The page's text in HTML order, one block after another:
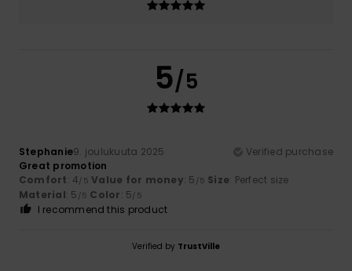
5/5
Stephanie9. joulukuuta 2025
Verified purchase
Great promotion
Comfort: 4/5 Value for money: 5 /5 Size: Perfect size
Material: 5 /5 Color: 5/5
I recommend this product
Verified by TrustVille